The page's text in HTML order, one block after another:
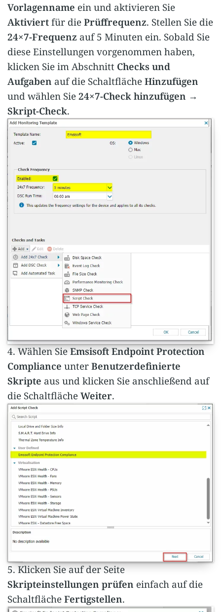
Vorlagenname ein und aktivieren Sie
Aktiviertfür diePrüffrequenz. Stellen Sie die
24×7-Frequenz auf 5 Minuten ein. Sobald Sie
diese Einstellungen vorgenommen haben,
klicken Sie im Abschnitt Checks und
Aufgaben auf die SchaltflächeHinzufügen
und wählen Sie24×7-Check hinzufügen →
Skript-Check.
4. Wählen SieEmsisoft Endpoint Protection
Compliance unterBenutzerdefinierte
Skripte aus und klicken Sie anschließend auf
die SchaltflächeWeiter.
5. Klicken Sie auf der Seite
Skripteinstellungen prüfen einfach auf die
SchaltflächeFertigstellen.